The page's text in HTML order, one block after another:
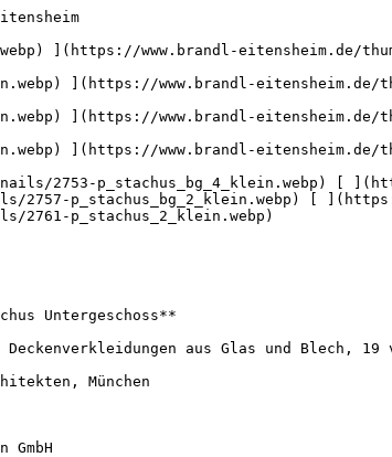
Eitensheim
](https://www.brandl-eitensheim.de/
](https://www.brandl-eitensheim.de/
](https://www.brandl-eitensheim.de/
](https://www.brandl-eitensheim.de/
2753-p_stachus_bg_4_klein.webp) [
2757-p_stachus_bg_2_klein.webp) [
2761-p_stachus_2_klein.webp)
Untergeschoss**
aus Glas und Blech, 19
München